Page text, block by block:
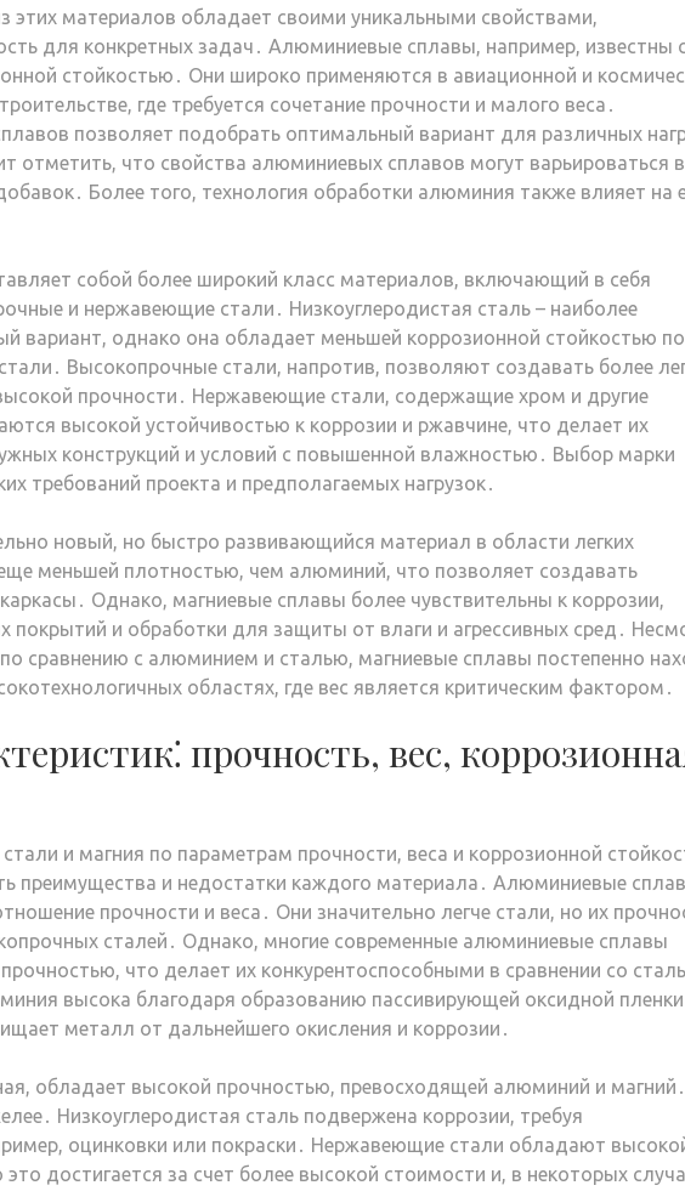
этих материалов обладает своими уникальными свойствами,
для конкретных задач․ Алюминиевые сплавы, например, известны
стойкостью․ Они широко применяются в авиационной и
где требуется сочетание прочности и малого веса․
позволяет подобрать оптимальный вариант для различных
отметить, что свойства алюминиевых сплавов могут варьироваться в
Более того, технология обработки алюминия также влияет на
собой более широкий класс материалов, включающий в себя
и нержавеющие стали․ Низкоуглеродистая сталь – наиболее
вариант, однако она обладает меньшей коррозионной стойкостью по
Высокопрочные стали, напротив, позволяют создавать более
прочности․ Нержавеющие стали, содержащие хром и другие
высокой устойчивостью к коррозии и ржавчине, что делает их
конструкций и условий с повышенной влажностью․ Выбор марки
требований проекта и предполагаемых нагрузок․
новый, но быстро развивающийся материал в области легких
меньшей плотностью, чем алюминий, что позволяет создавать
Однако, магниевые сплавы более чувствительны к коррозии,
покрытий и обработки для защиты от влаги и агрессивных сред․
сравнению с алюминием и сталью, магниевые сплавы постепенно
областях, где вес является критическим фактором․
прочность, вес,
и магния по параметрам прочности, веса и коррозионной
преимущества и недостатки каждого материала․ Алюминиевые
прочности и веса․ Они значительно легче стали, но их
сталей․ Однако, многие современные алюминиевые сплавы
что делает их конкурентоспособными в сравнении со
высока благодаря образованию пассивирующей оксидной
металл от дальнейшего окисления и коррозии․
обладает высокой прочностью, превосходящей алюминий и магний․
Низкоуглеродистая сталь подвержена коррозии, требуя
оцинковки или покраски․ Нержавеющие стали обладают
достигается за счет более высокой стоимости и, в некоторых